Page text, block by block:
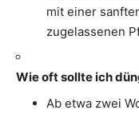
mit einer
zugelassenen
Wie oft sollte ich
Ab etwa zwei